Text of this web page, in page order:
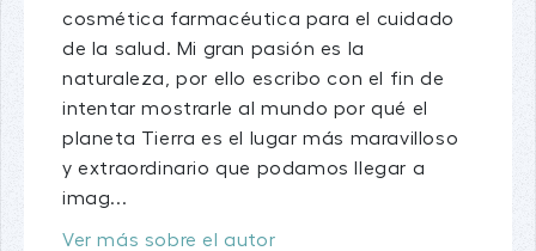
cosmética farmacéutica para el cuidado
de la salud. Mi gran pasión es la
naturaleza, por ello escribo con el fin de
intentar mostrarle al mundo por qué el
planeta Tierra es el lugar más maravilloso
y extraordinario que podamos llegar a
imag...
Ver más sobre el autor